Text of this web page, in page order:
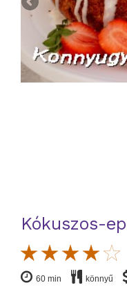
Kókuszos-
60 min könnyű